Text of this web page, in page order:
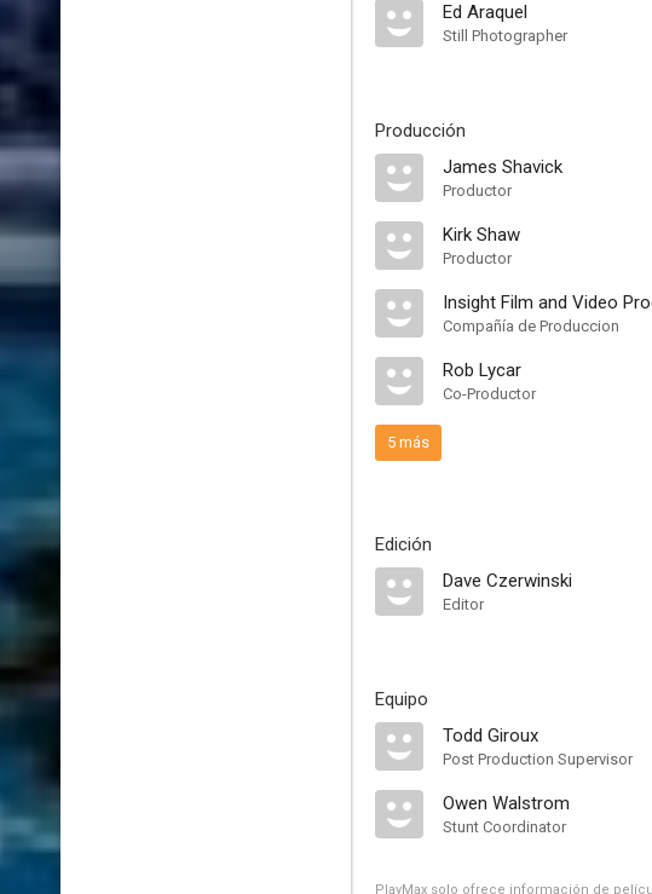
Ed Araquel
Still Photographer
Producción
James Shavick
Productor
Kirk Shaw
Productor
Insight Film and Video
Compañía de Produccion
Rob Lycar
Co-Productor
5 más
Edición
Dave Czerwinski
Editor
Equipo
Todd Giroux
Post Production Supervisor
Owen Walstrom
Stunt Coordinator
PlayMax solo ofrece información de